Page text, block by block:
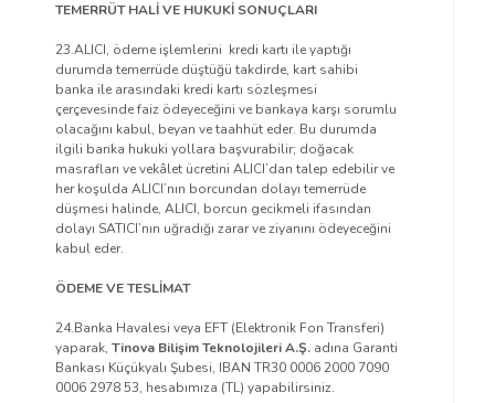
TEMERRÜT HALİ VE HUKUKİ SONUÇLARI
23.ALICI, ödeme işlemlerini kredi kartı ile yaptığı
durumda temerrüde düştüğü takdirde, kart sahibi
banka ile arasındaki kredi kartı sözleşmesi
çerçevesinde faiz ödeyeceğini ve bankaya karşı sorumlu
olacağını kabul, beyan ve taahhüt eder. Bu durumda
ilgili banka hukuki yollara başvurabilir; doğacak
masrafları ve vekâlet ücretini ALICI’dan talep edebilir ve
her koşulda ALICI’nın borcundan dolayı temerrüde
düşmesi halinde, ALICI, borcun gecikmeli ifasından
dolayı SATICI’nın uğradığı zarar ve ziyanını ödeyeceğini
kabul eder.
ÖDEME VE TESLİMAT
24.Banka Havalesi veya EFT (Elektronik Fon Transferi)
yaparak, Tinova Bilişim Teknolojileri A.Ş. adına Garanti
Bankası Küçükyalı Şubesi, IBAN TR30 0006 2000 7090
0006 2978 53, hesabımıza (TL) yapabilirsiniz.